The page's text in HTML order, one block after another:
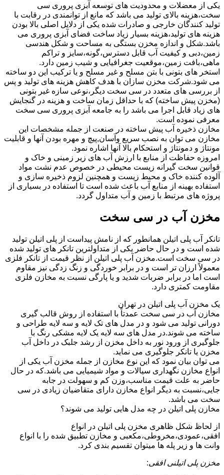
یکی از معضلات و محدودیت های توسعه آبزی پروری سی
سخت،هزینه بالای تولید می باشد که مانع از توانمندی در رقابت با
تولید کنندگان خارجی و صادرات شده یکی از دلایل اصلی بالا بودن
هزینه های تولید،هزینه بسیار زیاد ساخت فضای آبزی پروری می
باشد.شکل و اندازه مخزن بستگی به مساحت و شکل هندسی
زمین،دبی و کیفیت آب قابل دسترس،گونه،سایز و تراکم
ماهی،بافت زمین،موقعیت جغرافیایی و شیب زمین دارد.
استخر های بتونی با بتن مسلح و غیر مسلح و یا ترکیب این دو ساخته
می شود.شرکت مخزن سازان با هدف کاهش هزینه های تولید و پس
از بررسی های متعدد در سی سخت دیگر،نوعی سازه غیر بتونی
(مخزن پیش ساخته) که با حداقل زمان ساخت و هزینه در گنجایش
های زیاد قابل اجرا می باشد را به جامعه آبزی پروری سی سخت
معرفی نموده است.
مخازن ذخیره آب پیش ساخته در صنعت از جمله مشخصات این
مخازن می توان به نصب سریع وآسان,پیچ و مهره بودن آنها و قابلیت
مونتاژ و دمونتاژ و استحکام بالا آنها اشاره نمود.
امروزه حفاظت از منابع با ارزش آب های زیر زمینی و خاک و
قوانین سخت گیرانه زیست محیطی در خصوص عدم نشت مواد
آلوده کننده خاک و محیط زیست و همچنین لزوم ذخیره سازی و
استفاده بهینه از منابع آب باعث شده است تا استفاده در بسیاری از
پروژه های مرتبط با زمین و آب متداول گردد.
مخزن آب در سی سخت
تانکر آب پلی اتیلن همانطور که از نامش پیداست از پلی اتیلن تولید
شده است و در حال حاضر یکی از متداولترین تانکر های تولید شده
در سی سخت است.مخزن آب پلی اتیلن از نظر قیمت از تانکر فلزی
معمولاً ارزان تر است و در برابر خوردگی و زنگ زدگی نیز مقاوم
است اما در برابر ضربات شدید و یا پارگی نسبت به مخازن فلزی
مقاومت کمتری دارد.
یک مخزن آب پلی اتیلن در تهران
مخازن آب در سی سخت عمدتاً با استفاده از روش قالب گیری
دورانی تولید می شود و در مدل های تک لایه و سه لایه طراحی و
ساخته می شوند.در مدل های سه لایه یک لایه مشکی رنگ با
جلوگیری از ورود نور به داخل مخزن از رشد جلبک در داخل آب
مخزن یا تانکر جلوگیری می نماید.
می توان بیان نمود که این نوع مخازن از جمله مخزن آب یکی از
انواع مخازن نگهداری سیالات و مواد شیمیایی می باشد.که در حال
حاضر به علت قیمت مناسب،وزن کم و سهولت در جابه
جایی،نسبت به دیگر انواع مخازن دارای متقاضیان زیادی در سی
سخت می باشد.
مخازن پلی اتیلن در چه مدل هایی تولید می شوند؟
از لحاظ شکل ظاهری مخزن پلی اتیلن در انواع
افقی،عمودی،مخروطی،مکعبی و مخازن تطبیق شده را با انواع
وانت ها و زیر پله ها میتوان تقسیم بندی کرد.
مخزن پلی اتیلنی افقی: